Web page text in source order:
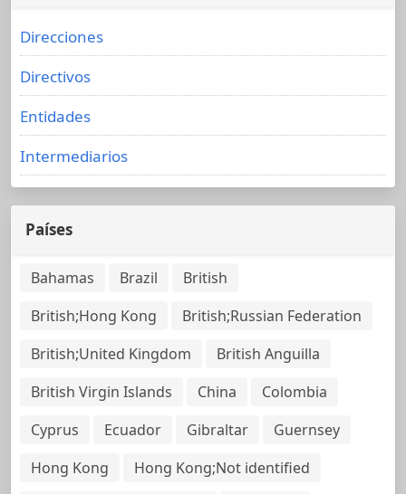
Direcciones
Directivos
Entidades
Intermediarios
Países
Bahamas Brazil
British
British;Hong Kong
British;Russian Federation
British;United Kingdom
British Anguilla
British Virgin Islands
China
Colombia
Cyprus
Ecuador Gibraltar
Guernsey
Hong Kong
Hong Kong;Not identified